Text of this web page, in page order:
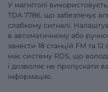
У магнітолі
TDA 7786, що забезпечує
слабкому сигналі.
в автоматичному або
занести 18 станцій FM та
має систему RDS, що
і дозволяє не пропускати
інформацію.